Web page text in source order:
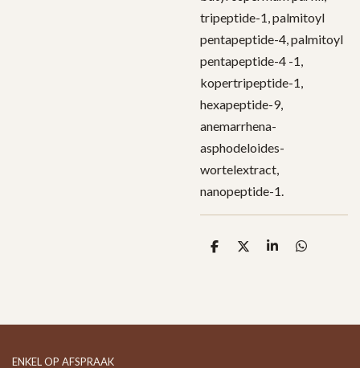
tripeptide-1, palmitoyl
pentapeptide-4, palmitoyl
pentapeptide-4 -1,
kopertripeptide-1,
hexapeptide-9,
anemarrhena-
asphodeloides-
wortelextract,
nanopeptide-1.
D
D
S
D
ENKEL OP AFSPRAAK